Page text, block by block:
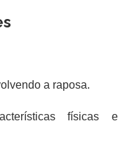
a raposa.
físicas e